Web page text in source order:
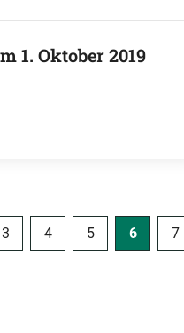
1. Oktober 2019
3 4 5 6 7